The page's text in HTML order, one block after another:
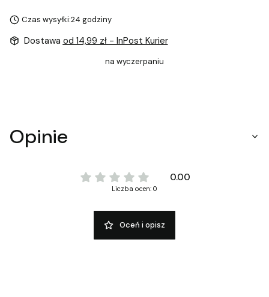
Czas wysyłki:24 godziny
Dostawa od 14,99 zł - InPost Kurier
na wyczerpaniu
Opinie
0.00
Liczba ocen: 0
Oceń i opisz